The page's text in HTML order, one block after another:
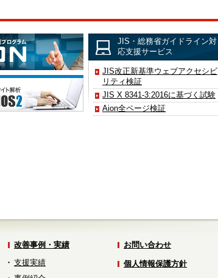
JIS・総務省ガイドライン対
応支援サービス
JIS改正新基準ウェブアクセシビ
リティ検証
JIS X 8341-3:2016に基づく試験
Aion全ページ検証
改善事例・実績
支援実績
お問い合わせ
個人情報保護方針